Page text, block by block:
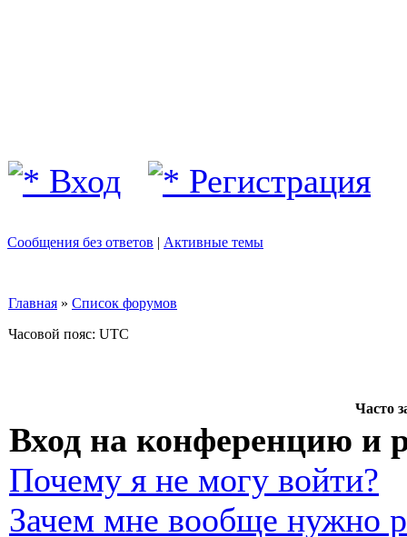
Вход Регистрация
Сообщения без ответов | Активные темы
Главная » Список форумов
Часовой пояс: UTC
Часто
Вход на конференцию и
Почему я не могу войти?
Зачем мне вообще нужно